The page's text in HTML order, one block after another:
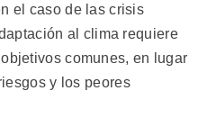
el caso de las crisis
al clima requiere
comunes, en lugar
y los peores